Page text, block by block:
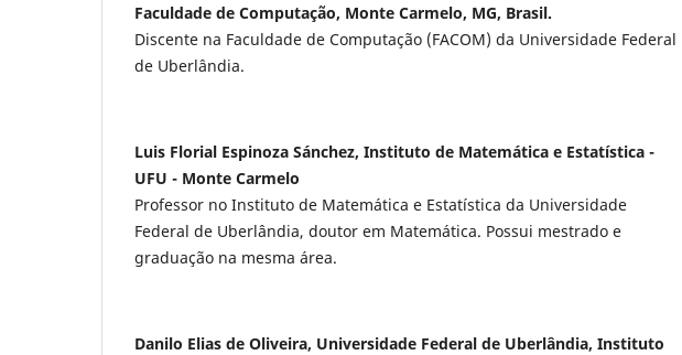
Faculdade de Computação, Monte Carmelo, MG, Brasil.
Discente na Faculdade de Computação (FACOM) da Universidade Federal
de Uberlândia.
Luis Florial Espinoza Sánchez, Instituto de Matemática e Estatística -
UFU - Monte Carmelo
Professor no Instituto de Matemática e Estatística da Universidade
Federal de Uberlândia, doutor em Matemática. Possui mestrado e
graduação na mesma área.
Danilo Elias de Oliveira, Universidade Federal de Uberlândia, Instituto